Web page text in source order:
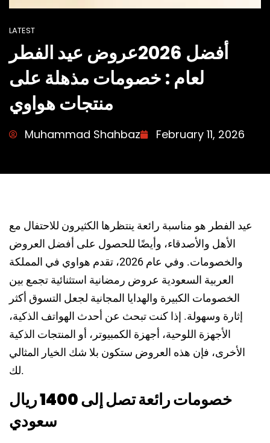
LATEST
أفضل 2026عروض عيد الفطر
لعام : خصومات مذهلة على
منتجات هواوي
Muhammad Shahbaz February 11, 2026
عيد الفطر هو مناسبة رائعة ينتظرها الكثيرون للاحتفال مع
الأهل والأصدقاء، وأيضًا للحصول على أفضل العروض
والخصومات. وفي عام 2026، تقدم هواوي في المملكة
العربية السعودية عروض رمضانية استثنائية تجمع بين
الخصومات الكبيرة والهدايا المجانية لجعل التسوق أكثر
إثارة وسهولة. إذا كنت تبحث عن أحدث الهواتف الذكية،
الأجهزة اللوحية، أجهزة الكمبيوتر، أو المنتجات الذكية
الأخرى، فإن هذه العروض ستكون بلا شك الخيار المثالي
لك.
خصومات رائعة تصل إلى 1400 ريال
سعودي